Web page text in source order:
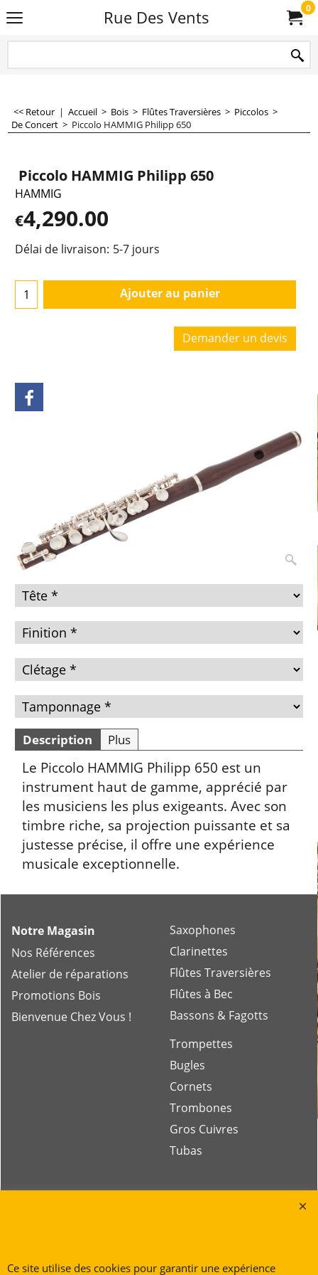
Rue Des Vents 0
<< Retour | Accueil > Bois > Flûtes Traversières > Piccolos >
De Concert > Piccolo HAMMIG Philipp 650
Piccolo HAMMIG Philipp 650
HAMMIG
€4,290.00
Délai de livraison: 5-7 jours
Ajouter au panier
Demander un devis
Description Plus
Le Piccolo HAMMIG Philipp 650 est un
instrument haut de gamme, apprécié par
les musiciens les plus exigeants. Avec son
timbre riche, sa projection puissante et sa
justesse précise, il offre une expérience
musicale exceptionnelle.
Notre Magasin
Nos Références
Atelier de réparations
Promotions Bois
Bienvenue Chez Vous !
Saxophones
Clarinettes
Flûtes Traversières
Flûtes à Bec
Bassons & Fagotts
Trompettes
Bugles
Cornets
Trombones
Gros Cuivres
Tubas
Tél. +32 (0) 470 876 817
Ce site utilise des cookies pour garantir une expérience